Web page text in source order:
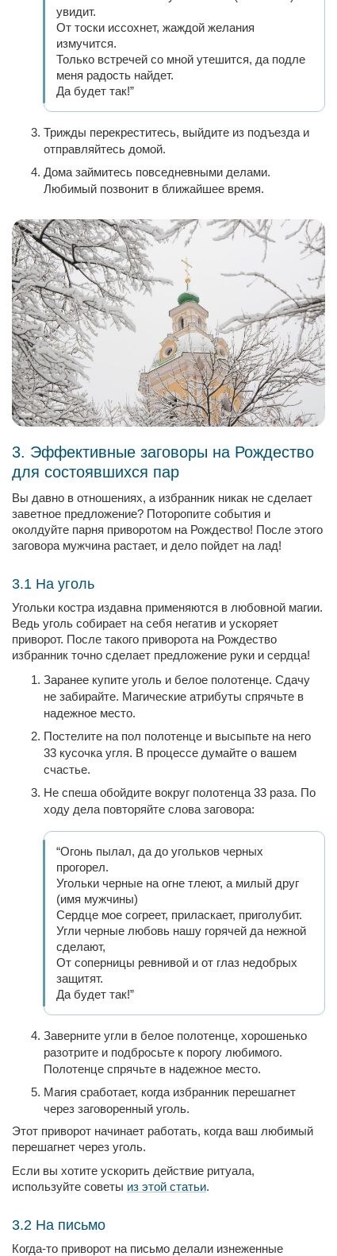
увидит.
От тоски иссохнет, жаждой желания
измучится.
Только встречей со мной утешится, да подле
меня радость найдет.
Да будет так!”
Трижды перекреститесь, выйдите из подъезда и
отправляйтесь домой.
Дома займитесь повседневными делами.
Любимый позвонит в ближайшее время.
3. Эффективные заговоры на Рождество
для состоявшихся пар
Вы давно в отношениях, а избранник никак не сделает
заветное предложение? Поторопите события и
околдуйте парня приворотом на Рождество! После этого
заговора мужчина растает, и дело пойдет на лад!
3.1 На уголь
Угольки костра издавна применяются в любовной магии.
Ведь уголь собирает на себя негатив и ускоряет
приворот. После такого приворота на Рождество
избранник точно сделает предложение руки и сердца!
Заранее купите уголь и белое полотенце. Сдачу
не забирайте. Магические атрибуты спрячьте в
надежное место.
Постелите на пол полотенце и высыпьте на него
33 кусочка угля. В процессе думайте о вашем
счастье.
Не спеша обойдите вокруг полотенца 33 раза. По
ходу дела повторяйте слова заговора:
“Огонь пылал, да до угольков черных
прогорел.
Угольки черные на огне тлеют, а милый друг
(имя мужчины)
Сердце мое согреет, приласкает, приголубит.
Угли черные любовь нашу горячей да нежной
сделают,
От соперницы ревнивой и от глаз недобрых
защитят.
Да будет так!”
Заверните угли в белое полотенце, хорошенько
разотрите и подбросьте к порогу любимого.
Полотенце спрячьте в надежное место.
Магия сработает, когда избранник перешагнет
через заговоренный уголь.
Этот приворот начинает работать, когда ваш любимый
перешагнет через уголь.
Если вы хотите ускорить действие ритуала,
используйте советы из этой статьи.
3.2 На письмо
Когда-то приворот на письмо делали изнеженные